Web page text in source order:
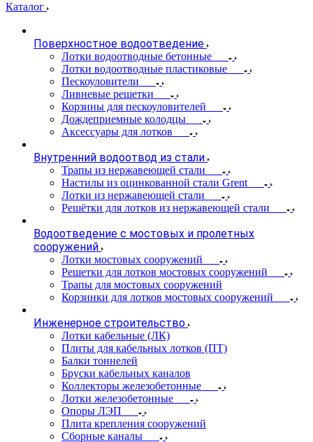
Каталог
Поверхностное водоотведение
Лотки водоотводные бетонные
Лотки водоотводные пластиковые
Пескоуловители
Ливневые решетки
Корзины для пескоуловителей
Дождеприемные колодцы
Аксессуары для лотков
Внутренний водоотвод из стали
Трапы из нержавеющей стали
Настилы из оцинкованной стали Grent
Лотки из нержавеющей стали
Решётки для лотков из нержавеющей стали
Водоотведение с мостовых и пролетных
сооружений
Лотки мостовых сооружений
Решетки для лотков мостовых сооружений
Трапы для мостовых сооружений
Корзинки для лотков мостовых сооружений
Инженерное строительство
Лотки кабельные (ЛК)
Плиты для кабельных лотков (ПТ)
Балки тоннелей
Бруски кабельных каналов
Коллекторы железобетонные
Лотки железобетонные
Опоры ЛЭП
Плита крепления сооружений
Сборные каналы